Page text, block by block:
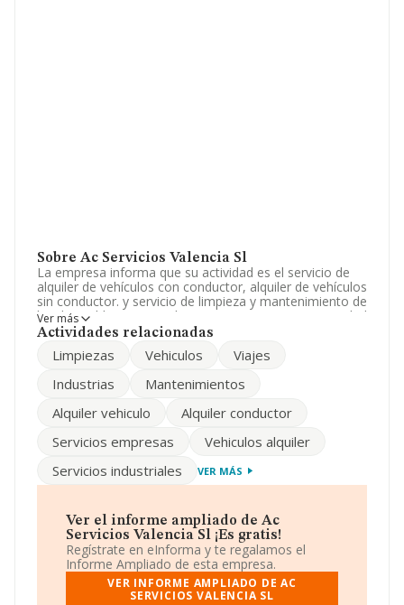
Sobre Ac Servicios Valencia Sl
La empresa informa que su actividad es el servicio de
alquiler de vehículos con conductor, alquiler de vehículos
sin conductor. y servicio de limpieza y mantenimiento de
locales publicos y privados. La empresa es una Sociedad
Limitada. Tiene CNAE: 7711 - 'Alquiler de automóviles y
importación y/o exportación.
Los empleados han aumentado un 50% y teniendo en
contado con un número de empleados inferior a la
del teléfono 961200041.
B96763651, se encuentra en Avenida Alacant núm. 52,
(46460), en el municipio de Silla, Valencia, Comunidad
Valenciana.
En base a la información de la que dispone INFORMA
sobre 8.465 compañías, a nivel nacional la facturación
Ver más
Actividades relacionadas
Limpiezas Vehiculos
Viajes
Industrias
Mantenimientos
Alquiler vehiculo
Alquiler conductor
Servicios empresas
Vehiculos alquiler
Servicios industriales
VER MÁS
Ver el informe ampliado de Ac
Servicios Valencia Sl ¡Es gratis!
Regístrate en eInforma y te regalamos el
Informe Ampliado de esta empresa.
VER INFORME AMPLIADO DE AC
SERVICIOS VALENCIA SL